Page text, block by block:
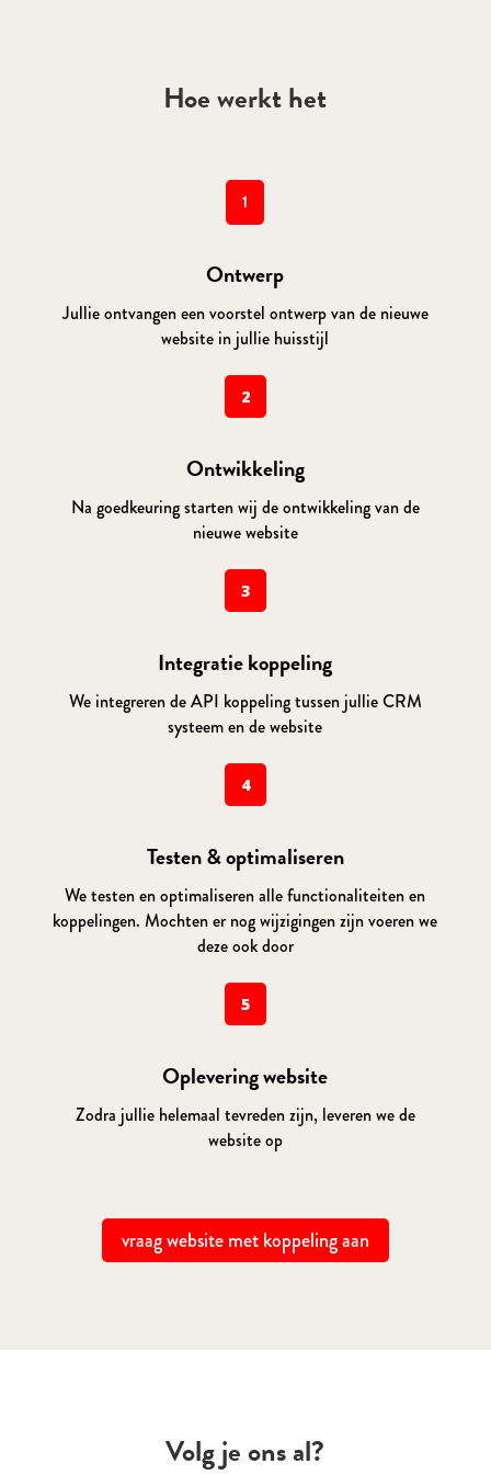
Hoe werkt het
1
Ontwerp
Jullie ontvangen een voorstel ontwerp van de nieuwe
website in jullie huisstijl
2
Ontwikkeling
Na goedkeuring starten wij de ontwikkeling van de
nieuwe website
3
Integratie koppeling
We integreren de API koppeling tussen jullie CRM
systeem en de website
4
Testen & optimaliseren
We testen en optimaliseren alle functionaliteiten en
koppelingen. Mochten er nog wijzigingen zijn voeren we
deze ook door
5
Oplevering website
Zodra jullie helemaal tevreden zijn, leveren we de
website op
vraag website met koppeling aan
Volg je ons al?